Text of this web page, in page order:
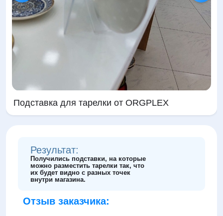
Подставка для тарелки от ORGPLEX
Результат:
Получились подставки, на которые
можно разместить тарелки так, что
их будет видно с разных точек
внутри магазина.
Отзыв заказчика: